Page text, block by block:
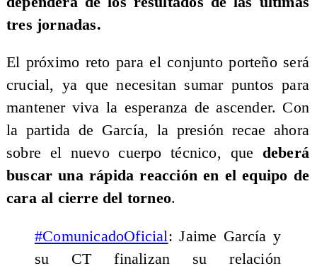
tres jornadas.
El próximo reto para el conjunto porteño será
crucial, ya que necesitan sumar puntos para
mantener viva la esperanza de ascender. Con
la partida de García, la presión recae ahora
sobre el nuevo cuerpo técnico, que deberá
buscar una rápida reacción en el equipo de
cara al cierre del torneo.
#ComunicadoOficial: Jaime García y
su CT finalizan su relación